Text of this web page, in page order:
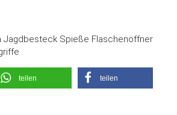
Jagdbesteck Spieße Flaschenöffner
teilen teilen